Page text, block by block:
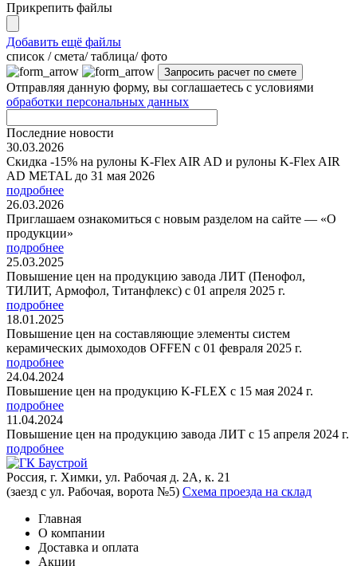
Прикрепить файлы
Добавить ещё файлы
cписок / смета/ таблица/ фото
Отправляя данную форму, вы соглашаетесь с условиями
обработки персональных данных
Последние новости
30.03.2026
Скидка -15% на рулоны K-Flex AIR AD и рулоны K-Flex AIR
AD METAL до 31 мая 2026
подробнее
26.03.2026
Приглашаем ознакомиться с новым разделом на сайте — «О
продукции»
подробнее
25.03.2025
Повышение цен на продукцию завода ЛИТ (Пенофол,
ТИЛИТ, Армофол, Титанфлекс) с 01 апреля 2025 г.
подробнее
18.01.2025
Повышение цен на составляющие элементы систем
керамических дымоходов OFFEN с 01 февраля 2025 г.
подробнее
24.04.2024
Повышение цен на продукцию K-FLEX с 15 мая 2024 г.
подробнее
11.04.2024
Повышение цен на продукцию завода ЛИТ с 15 апреля 2024 г.
подробнее
Россия, г. Химки, ул. Рабочая д. 2А, к. 21
(заезд с ул. Рабочая, ворота №5) Схема проезда на склад
Главная
О компании
Доставка и оплата
Акции